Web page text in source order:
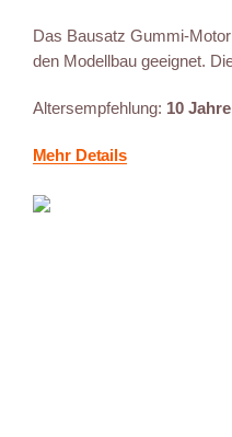
Das Bausatz Gummi-
den Modellbau geeignet.
Altersempfehlung: 10
Mehr Details